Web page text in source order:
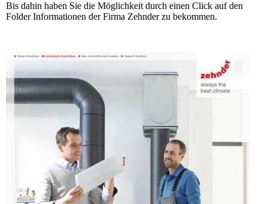
Bis dahin haben Sie die Möglichkeit durch einen Click auf den
Folder Informationen der Firma Zehnder zu bekommen.